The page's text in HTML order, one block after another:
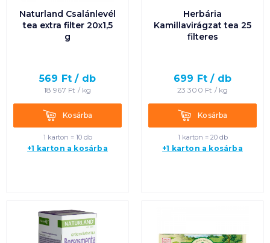
Naturland Csalánlevél
tea extra filter 20x1,5
g
569 Ft / db
18 967 Ft / kg
KosárbaKosárba
1 karton = 10 db
+1 karton a kosárba
Herbária
Kamillavirágzat tea 25
filteres
699 Ft / db
23 300 Ft / kg
KosárbaKosárba
1 karton = 20 db
+1 karton a kosárba